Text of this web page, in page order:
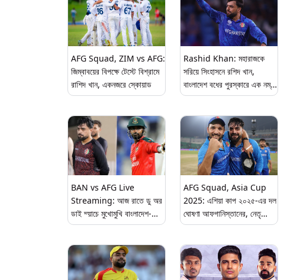
AFG Squad, ZIM vs AFG:
জিম্বাবয়ের বিপক্ষে টেস্টে বিশ্রামে
রাশিদ খান, একনজরে স্কোয়াড
Rashid Khan: মহারাজকে
সরিয়ে সিংহাসনে রশিদ খান,
বাংলাদেশ বধের পুরস্কারে এক নম্বর
বোলারের স্বীকৃতি
BAN vs AFG Live
Streaming: আজ রাতে ডু অর
ডাই ম্য়াচে মুখোমুখি বাংলাদেশ-
আফগানিস্তান, জিতবে কারা,
AFG Squad, Asia Cup
2025: এশিয়া কাপ ২০২৫-এর দল
ঘোষণা আফগানিস্তানের, নেতৃত্বে
রাশিদ খান